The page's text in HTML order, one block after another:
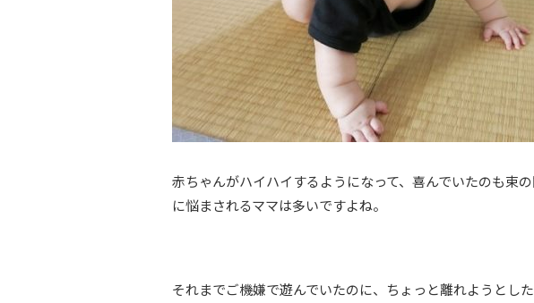
赤ちゃんがハイハイするようになって、喜んでいたのも束
に悩まされるママは多いですよね。
それまでご機嫌で遊んでいたのに、ちょっと離れようとし